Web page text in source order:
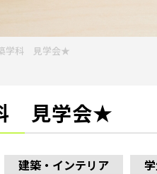
学科 見学会★
見学会★
建築・インテリア